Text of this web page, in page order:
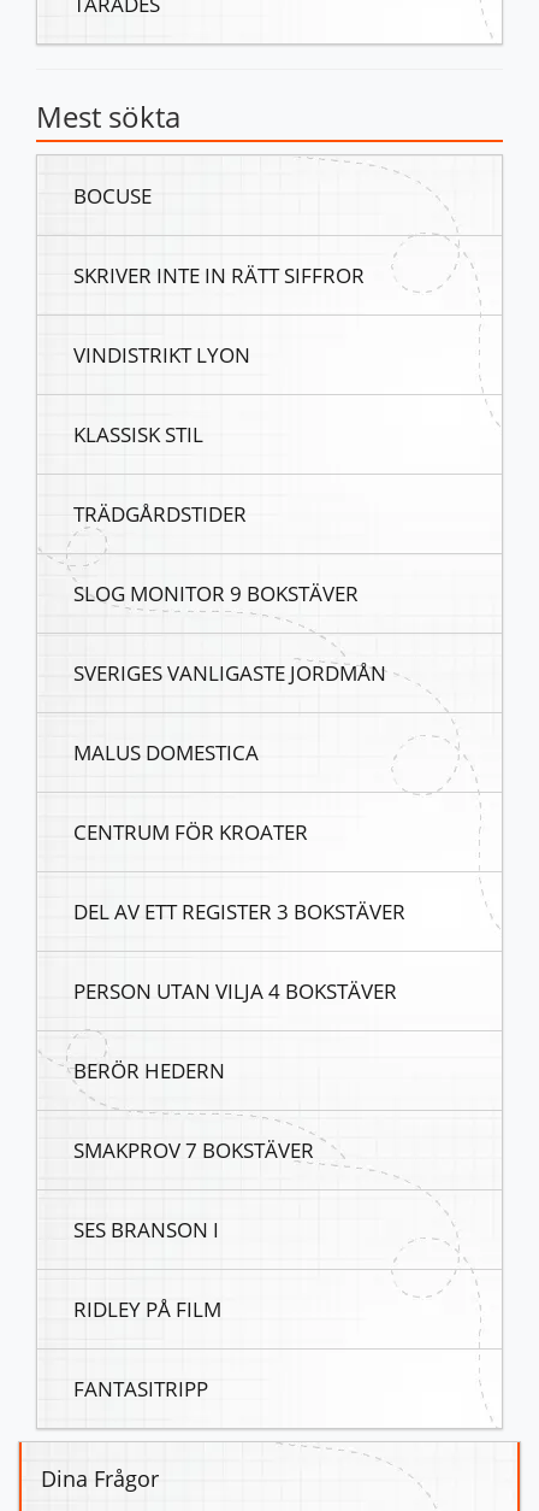
Mest sökta
BOCUSE
SKRIVER INTE IN RÄTT SIFFROR
VINDISTRIKT LYON
KLASSISK STIL
TRÄDGÅRDSTIDER
SLOG MONITOR 9 BOKSTÄVER
SVERIGES VANLIGASTE JORDMÅN
MALUS DOMESTICA
CENTRUM FÖR KROATER
DEL AV ETT REGISTER 3 BOKSTÄVER
PERSON UTAN VILJA 4 BOKSTÄVER
BERÖR HEDERN
SMAKPROV 7 BOKSTÄVER
SES BRANSON I
RIDLEY PÅ FILM
FANTASITRIPP
Dina Frågor